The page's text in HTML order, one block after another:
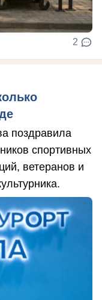
2
поздравила
спортивных
ветеранов и